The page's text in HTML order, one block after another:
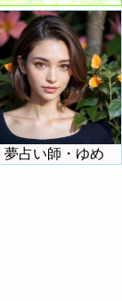
夢占い師・ゆめ